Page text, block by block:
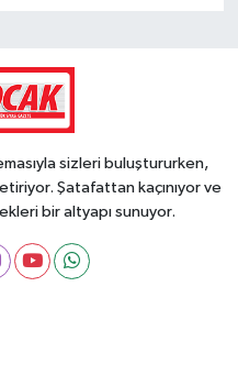
sizleri buluştururken,
Şatafattan kaçınıyor ve
bir altyapı sunuyor.